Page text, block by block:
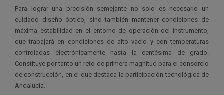
Para lograr una precisión semejante no solo es necesario un
cuidado diseño óptico, sino también mantener condiciones de
máxima estabilidad en el entorno de operación del instrumento,
que trabajará en condiciones de alto vacío y con temperaturas
controladas electrónicamente hasta la centésima de grado.
Constituye por tanto un reto de primera magnitud para el consorcio
de construcción, en el que destaca la participación tecnológica de
Andalucía.